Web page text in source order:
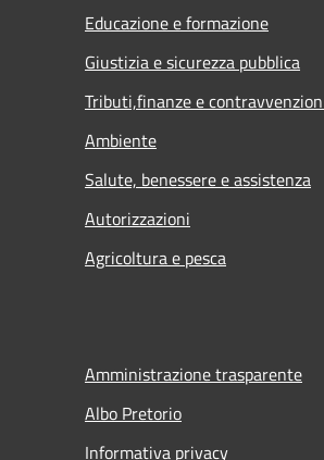
Educazione e formazione
Giustizia e sicurezza pubblica
Tributi,finanze e
Ambiente
Salute, benessere e assistenza
Autorizzazioni
Agricoltura e pesca
Amministrazione trasparente
Albo Pretorio
Informativa privacy